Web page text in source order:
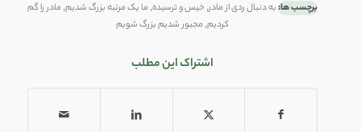
برچسب ها:به دنبال ردی از مادر, خیس و ترسیده, ما یک مرتبه بزرگ شدیم, مادر را گم
کردیم, مجبور شدیم بزرگ شویم
اشتراک این مطلب